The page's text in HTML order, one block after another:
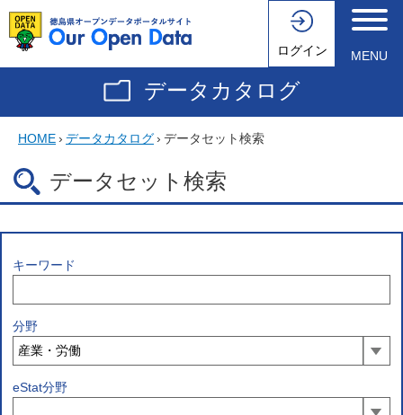
ログイン MENU
データカタログ
HOME› データカタログ› データセット検索
データセット検索
キーワード
分野
eStat分野